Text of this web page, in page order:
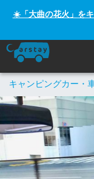
☀️「大曲の花火」を
キャンピングカー・